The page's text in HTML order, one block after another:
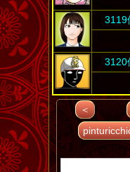
3119
3120
＜